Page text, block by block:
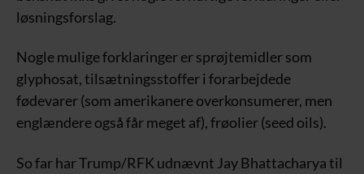
løsningsforslag.
Nogle mulige forklaringer er sprøjtemidler som
glyphosat, tilsætningsstoffer i forarbejdede
fødevarer (som amerikanere overkonsumerer, men
englændere også får meget af), frøolier (seed oils).
So far har Trump/RFK udnævnt Jay Bhattacharya til